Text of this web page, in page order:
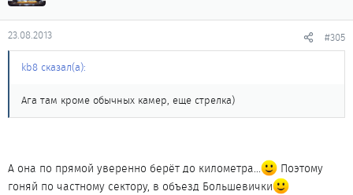
23.08.2013 #305
kb8 сказал(а):
Ага там кроме обычных камер, еще стрелка)
А она по прямой уверенно берёт до километра...
Поэтому
гоняй по частному сектору, в объезд Большевички